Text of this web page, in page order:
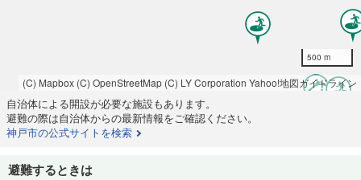
500 m
(C) Mapbox (C) OpenStreetMap (C) LY Corporation Yahoo!地図ガイドライン
自治体による開設が必要な施設もあります。
避難の際は自治体からの最新情報をご確認ください。
神戸市の公式サイトを検索
避難するときは